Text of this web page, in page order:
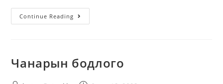
Continue Reading
Чанарын бодлого